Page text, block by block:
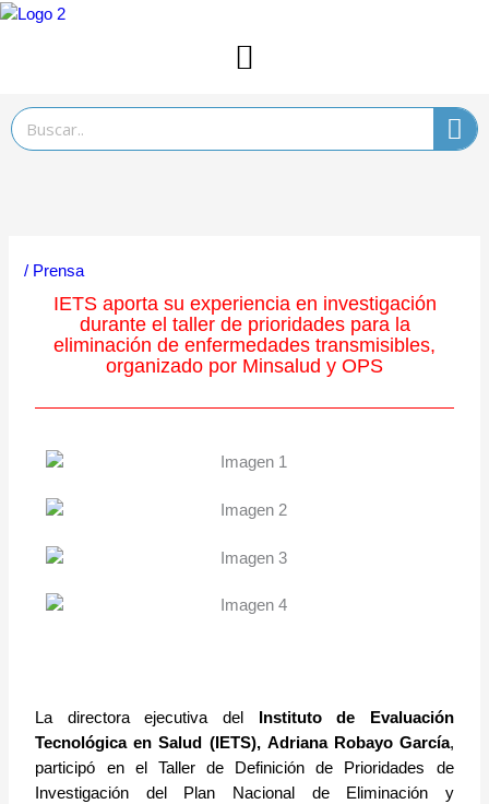
Ir
Search
/ Prensa
IETS aporta su experiencia en investigación
durante el taller de prioridades para la
eliminación de enfermedades transmisibles,
organizado por Minsalud y OPS
La directora ejecutiva del
Instituto de Evaluación
Tecnológica en Salud (IETS), Adriana Robayo García,
participó en el Taller de Definición de Prioridades de
Investigación del Plan Nacional de Eliminación y